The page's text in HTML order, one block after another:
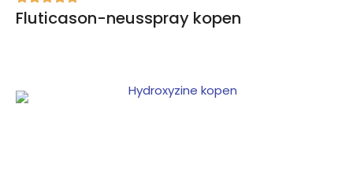
Fluticason-neusspray kopen